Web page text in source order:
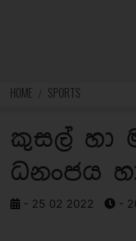
HOME SPORTS
කුසල් හා
ධනංජය
- 25 02 2022 -